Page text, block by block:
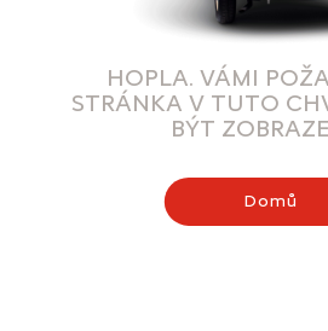
HOPLA. VÁMI
STRÁNKA V TUTO
BÝT
Domů